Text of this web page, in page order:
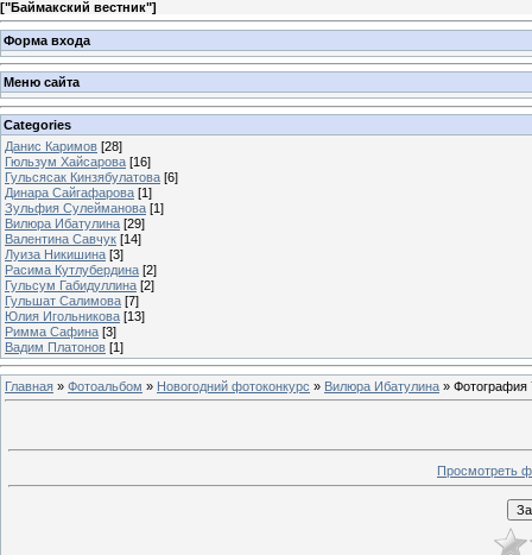
["Баймакский вестник"]
Форма входа
Меню сайта
Categories
Данис Каримов [28]
Гюльзум Хайсарова [16]
Гульсясак Кинзябулатова [6]
Динара Сайгафарова [1]
Зульфия Сулейманова [1]
Вилюра Ибатулина [29]
Валентина Савчук [14]
Луиза Никишина [3]
Расима Кутлубердина [2]
Гульсум Габидуллина [2]
Гульшат Салимова [7]
Юлия Игольникова [13]
Римма Сафина [3]
Вадим Платонов [1]
Главная » Фотоальбом » Новогодний фотоконкурс » Вилюра Ибатулина » Фотография
Просмотреть